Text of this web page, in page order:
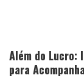
Além do Lucro:
para